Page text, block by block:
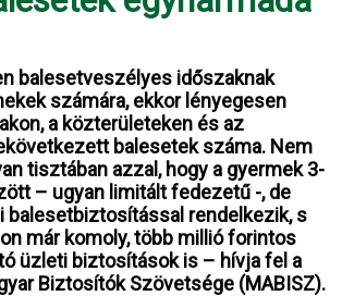
balesetveszélyes időszaknak
számára, ekkor lényegesen
a közterületeken és az
balesetek száma. Nem
tisztában azzal, hogy a gyermek 3-
– ugyan limitált fedezetű -, de
balesetbiztosítással rendelkezik, s
már komoly, több millió forintos
üzleti biztosítások is – hívja fel a
Biztosítók Szövetsége (MABISZ).